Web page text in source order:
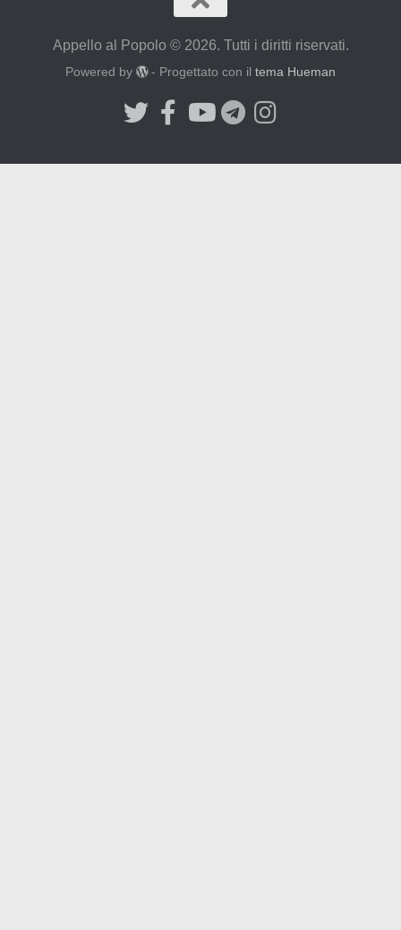
Appello al Popolo © 2026. Tutti i diritti riservati.
Powered by - Progettato con iltema Hueman